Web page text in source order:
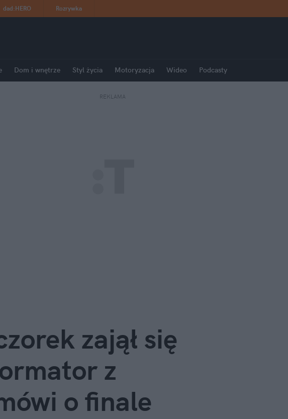
dad:HERO Rozrywka
Dom i wnętrze Styl życia Motoryzacja Wideo Podcasty
REKLAMA
zajął się
z
o finale